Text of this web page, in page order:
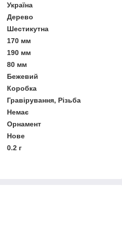
Україна
Дерево
Шестикутна
170 мм
190 мм
80 мм
Бежевий
Коробка
Гравірування, Різьба
Немає
Орнамент
Нове
0.2 г